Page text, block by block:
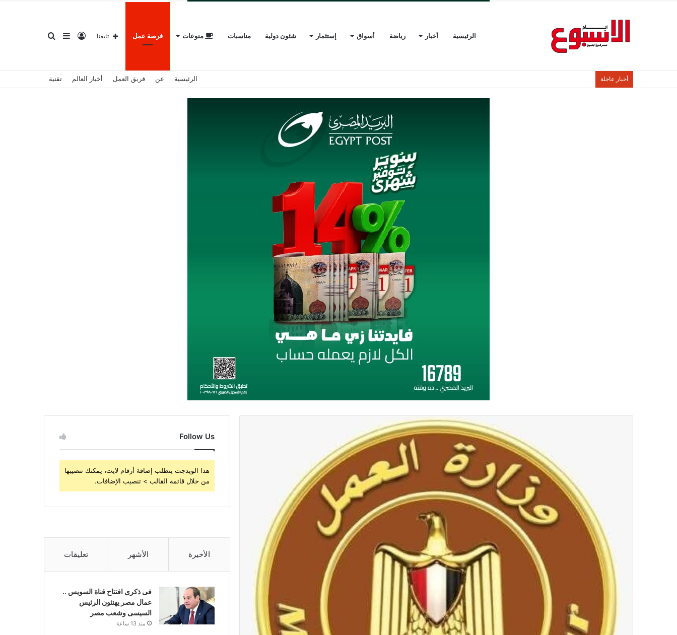
الرئيسية أخبار رياضة أسواق إستثمار شئون دولية مناسبات منوعات فرصة عمل بحثإضافةتسجيل تابعنا
أخبار عاجلة الرئيسية عن فريق العمل أخبار العالم تقنية
Follow Us
هذا الويدجت يتطلب إضافة أرقام لايت، يمكنك تنصيبها
من خلال قائمة القالب > تنصيب الإضافات.
الأخيرة الأشهر تعليقات
فى ذكرى افتتاح قناة السويس ..
عمال مصر يهنئون الرئيس
السيسى وشعب مصر
منذ 13 ساعة